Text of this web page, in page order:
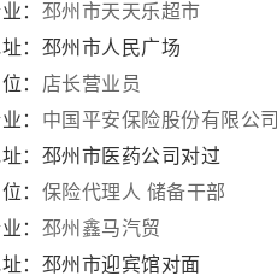
： 邳州市天天乐超市
：邳州市人民广场
： 店长营业员
： 中国平安保险股份有限公司
：邳州市医药公司对过
： 保险代理人 储备干部
： 邳州鑫马汽贸
：邳州市迎宾馆对面